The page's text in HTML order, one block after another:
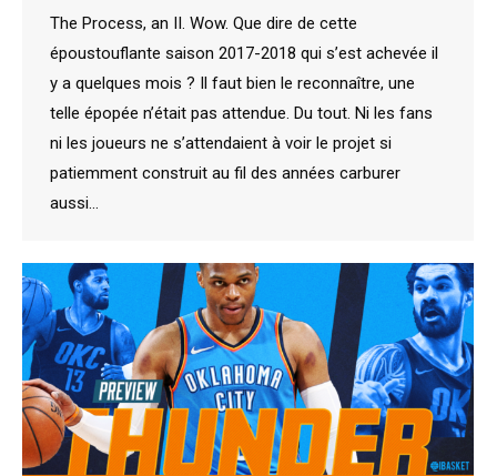
The Process, an II. Wow. Que dire de cette
époustouflante saison 2017-2018 qui s’est achevée il
y a quelques mois ? Il faut bien le reconnaître, une
telle épopée n’était pas attendue. Du tout. Ni les fans
ni les joueurs ne s’attendaient à voir le projet si
patiemment construit au fil des années carburer
aussi…